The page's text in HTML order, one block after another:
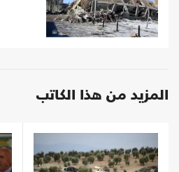
المزيد من هذا الكاتب